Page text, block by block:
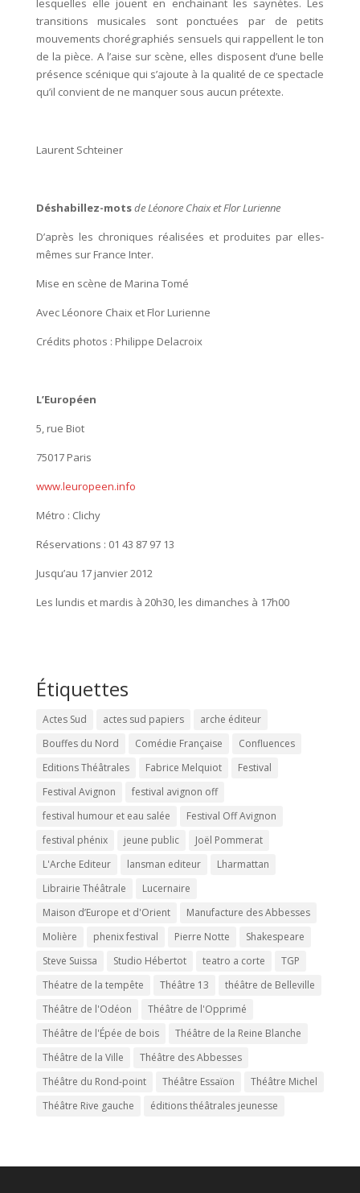
lesquelles elle jouent en enchainant les saynètes. Les
transitions musicales sont ponctuées par de petits
mouvements chorégraphiés sensuels qui rappellent le ton
de la pièce. A l’aise sur scène, elles disposent d’une belle
présence scénique qui s’ajoute à la qualité de ce spectacle
qu’il convient de ne manquer sous aucun prétexte.
Laurent Schteiner
Déshabillez-motsde Léonore Chaix et Flor Lurienne
D’après les chroniques réalisées et produites par elles-
mêmes sur France Inter.
Mise en scène de Marina Tomé
Avec Léonore Chaix et Flor Lurienne
Crédits photos : Philippe Delacroix
L’Européen
5, rue Biot
75017 Paris
www.leuropeen.info
Métro : Clichy
Réservations : 01 43 87 97 13
Jusqu’au 17 janvier 2012
Les lundis et mardis à 20h30, les dimanches à 17h00
Étiquettes
Actes Sud actes sud papiers
arche éditeur
Bouffes du Nord
Comédie Française
Confluences
Editions Théâtrales
Fabrice Melquiot
Festival
Festival Avignon
festival avignon off
festival humour et eau salée
Festival Off Avignon
festival phénix
jeune public
Joël Pommerat
L'Arche Editeur
lansman editeur
Lharmattan
Librairie Théâtrale
Lucernaire
Maison d’Europe et d'Orient
Manufacture des Abbesses
Molière
phenix festival Pierre Notte
Shakespeare
Steve Suissa
Studio Hébertot teatro a corte
TGP
Théatre de la tempête
Théâtre 13
théâtre de Belleville
Théâtre de l'Odéon
Théâtre de l'Opprimé
Théâtre de l'Épée de bois
Théâtre de la Reine Blanche
Théâtre de la Ville
Théâtre des Abbesses
Théâtre du Rond-point
Théâtre Essaïon
Théâtre Michel
Théâtre Rive gauche
éditions théâtrales jeunesse